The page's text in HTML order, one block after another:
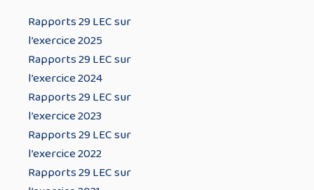
Rapports 29 LEC sur
l’exercice 2025
Rapports 29 LEC sur
l’exercice 2024
Rapports 29 LEC sur
l’exercice 2023
Rapports 29 LEC sur
l’exercice 2022
Rapports 29 LEC sur